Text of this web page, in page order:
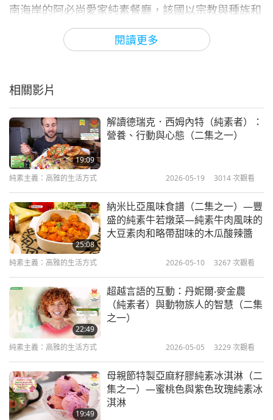
閱讀更多
南海岸的阿必尚愛家純素餐廳，該國以宗教與種族和
諧，以及出口可可聞名。靜謐的花園與協調的色澤，
此家餐廳的裝飾與布置營造出舒適而鮮活的感受。
相關影片
19:09
解讀德瑞克．西姆內特（純素者）：
營養、行動與心態（二集之一）
純素主義：高雅的生活方式 2026-05-19 3014次觀看
25:08
納米比亞風味食譜（二集之一）—豐
盛的純素牛若燉菜—純素牛肉風味的
大豆素肉和略帶甜味的木瓜酸辣醬
純素主義：高雅的生活方式 2026-05-10 3267次觀看
22:49
超越言語的互動：丹妮爾‧麥金農
（純素者）與動物族人的智慧（二集
之一）
純素主義：高雅的生活方式 2026-05-05 3229 次觀看
19:49
母親節特製亞麻籽膠純素冰淇淋（二
集之一）—蜜桃色與紫色玫瑰純素冰
淇淋